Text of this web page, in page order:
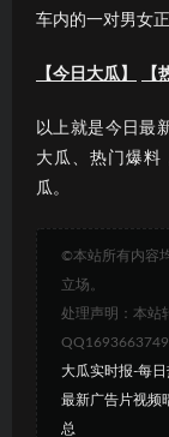
车内的一对男女正
【今日大瓜】 【
以上就是今日最
大瓜、热门爆料
瓜。
©本站所有内容
立场。
处理声明：本站
QQ1693663749
大瓜实时报-每
最新广告片视频
总